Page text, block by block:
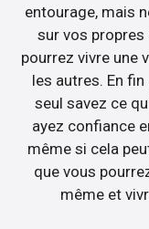
entourage, mais
sur vos propres
pourrez vivre une
les autres. En
seul savez ce
ayez confiance
même si cela
que vous
même et